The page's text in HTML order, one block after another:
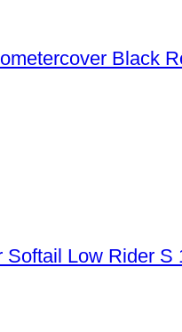
Black
Softail Low Rider S